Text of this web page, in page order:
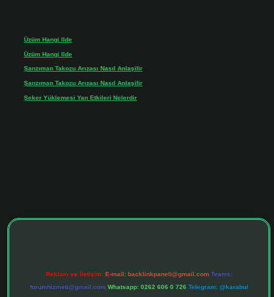
Üzüm Hangi Ildeiçin
Üzüm Hangi Ildeiçin
Şanzıman Takozu Arızası Nasıl Anlaşiliriçin
Şanzıman Takozu Arızası Nasıl Anlaşiliriçin
Şeker Yüklemesi Yan Etkileri Nelerdiriçin
Reklam ve İletişim: E-mail: backlinkpaneli@gmail.com Teams:
forumhizmeti@gmail.com Whatsapp: 0262 606 0 726 Telegram: @karabul